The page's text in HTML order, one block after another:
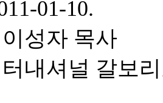
01-10.
성자 목사
내셔널 갈보